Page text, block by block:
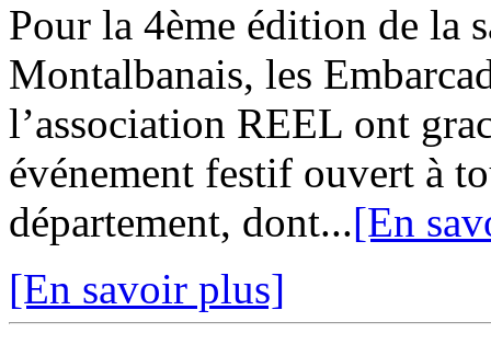
Pour la 4ème édition de la
Montalbanais, les
l’association REEL ont
événement festif ouvert à
département, dont...[En
[En savoir plus]